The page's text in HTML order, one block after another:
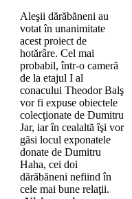
Aleşii dărăbăneni au
votat în unanimitate
acest proiect de
hotărâre. Cel mai
probabil, într-o cameră
de la etajul I al
conacului Theodor Balş
vor fi expuse obiectele
colecţionate de Dumitru
Jar, iar în cealaltă îşi vor
găsi locul exponatele
donate de Dumitru
Haha, cei doi
dărăbăneni nefiind în
cele mai bune relaţii.